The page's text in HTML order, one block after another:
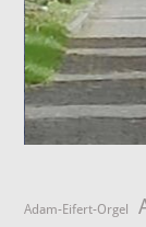
Adam-Eifert-Orgel